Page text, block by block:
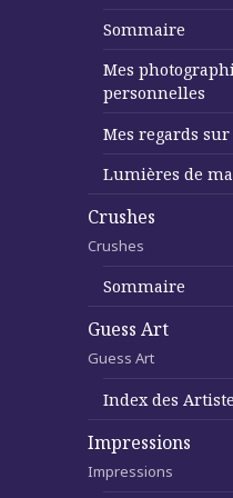
Sommaire
Mes
personnelles
Mes regards
Lumières de
Crushes
Crushes
Sommaire
Guess Art
Guess Art
Index des
Impressions
Impressions